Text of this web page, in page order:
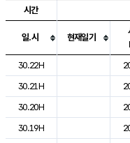
도시별 기상실황표로 지점,
시간
일.시 현재일기
30.22H
30.21H
30.20H
30.19H